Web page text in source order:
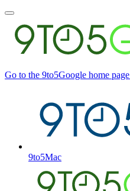
Toggle
main
menu
Go to the 9to5Google home page
9to5Mac